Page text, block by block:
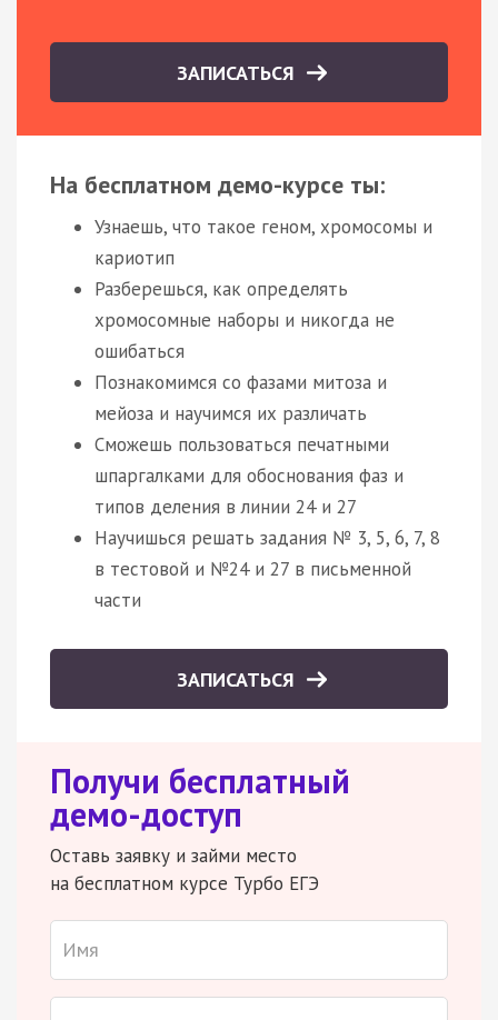
ЗАПИСАТЬСЯ
На бесплатном демо-курсе ты:
Узнаешь, что такое геном, хромосомы и
кариотип
Разберешься, как определять
хромосомные наборы и никогда не
ошибаться
Познакомимся со фазами митоза и
мейоза и научимся их различать
Сможешь пользоваться печатными
шпаргалками для обоснования фаз и
типов деления в линии 24 и 27
Научишься решать задания № 3, 5, 6, 7, 8
в тестовой и №24 и 27 в письменной
части
ЗАПИСАТЬСЯ
Получи бесплатный
демо-доступ
Оставь заявку и займи место
на бесплатном курсе Турбо ЕГЭ